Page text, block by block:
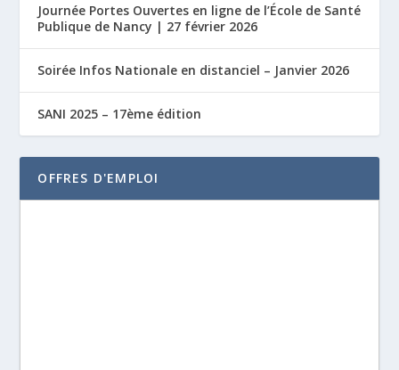
Journée Portes Ouvertes en ligne de l’École de Santé
Publique de Nancy | 27 février 2026
Soirée Infos Nationale en distanciel – Janvier 2026
SANI 2025 – 17ème édition
OFFRES D'EMPLOI